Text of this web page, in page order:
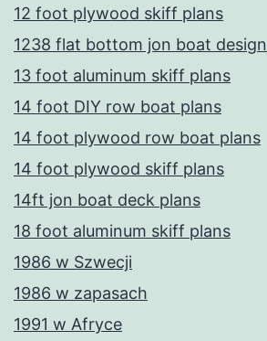
12 foot plywood skiff plans
1238 flat bottom jon boat design
13 foot aluminum skiff plans
14 foot DIY row boat plans
14 foot plywood row boat plans
14 foot plywood skiff plans
14ft jon boat deck plans
18 foot aluminum skiff plans
1986 w Szwecji
1986 w zapasach
1991 w Afryce